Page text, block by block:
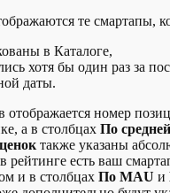
те смартапы,
в Каталоге,
хотя бы один раз за
даты.
отображается номер
а в столбцах По
также указаны
рейтинге есть ваш
и в столбцах По MAU и